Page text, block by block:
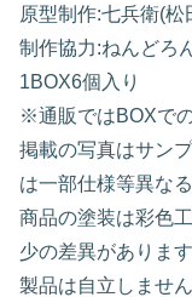
原型制作:七兵衛(
制作協力:ねんどろ
1BOX6個入り
※通販ではBOXで
掲載の写真はサン
は一部仕様等異な
商品の塗装は彩色
少の差異がありま
製品は自立しませ